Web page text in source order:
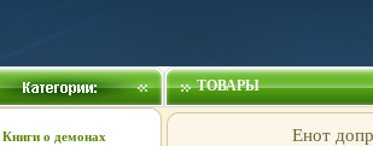
Книги о демонах
ТОВАРЫ
Енот